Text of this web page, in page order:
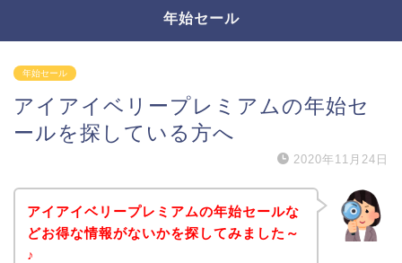
年始セール
年始セール
アイアイベリープレミアムの年始セ
ールを探している方へ
2020年11月24日
アイアイベリープレミアムの年始セールな
どお得な情報がないかを探してみました～
♪